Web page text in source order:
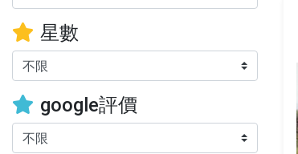
星數
google評價